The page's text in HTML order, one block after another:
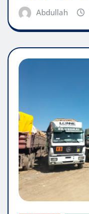
Abdullah